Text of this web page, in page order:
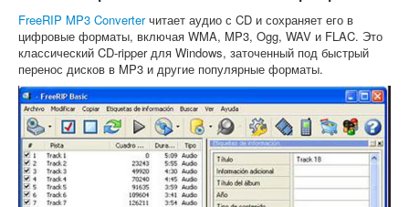
FreeRIP MP3 Converterчитает аудио с CD и сохраняет его в
цифровые форматы, включая WMA, MP3, Ogg, WAV и FLAC. Это
классический CD-ripper для Windows, заточенный под быстрый
перенос дисков в MP3 и другие популярные форматы.